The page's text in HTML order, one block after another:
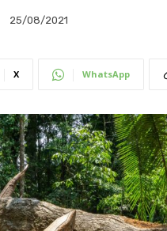
25/08/2021
X WhatsApp